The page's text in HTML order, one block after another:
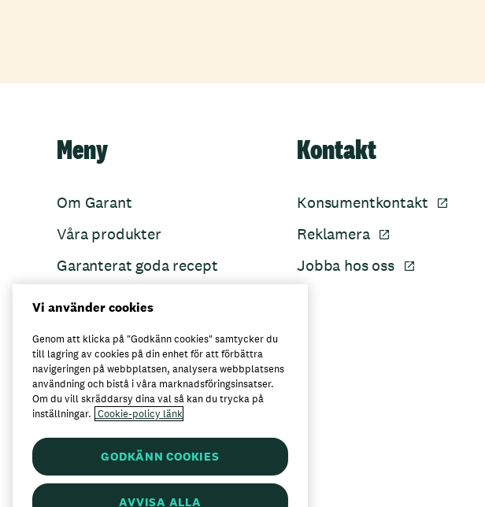
Meny
Om Garant
Våra produkter
Garanterat goda recept
Kontakt
Konsumentkontakt
Reklamera
Jobba hos oss
Här kan du köpa Garant
Vi använder cookies
Genom att klicka på "Godkänn cookies" samtycker du
till lagring av cookies på din enhet för att förbättra
navigeringen på webbplatsen, analysera webbplatsens
användning och bistå i våra marknadsföringsinsatser.
Om du vill skräddarsy dina val så kan du trycka på
inställningar. Cookie-policy länk
GODKÄNN COOKIES
AVVISA ALLA